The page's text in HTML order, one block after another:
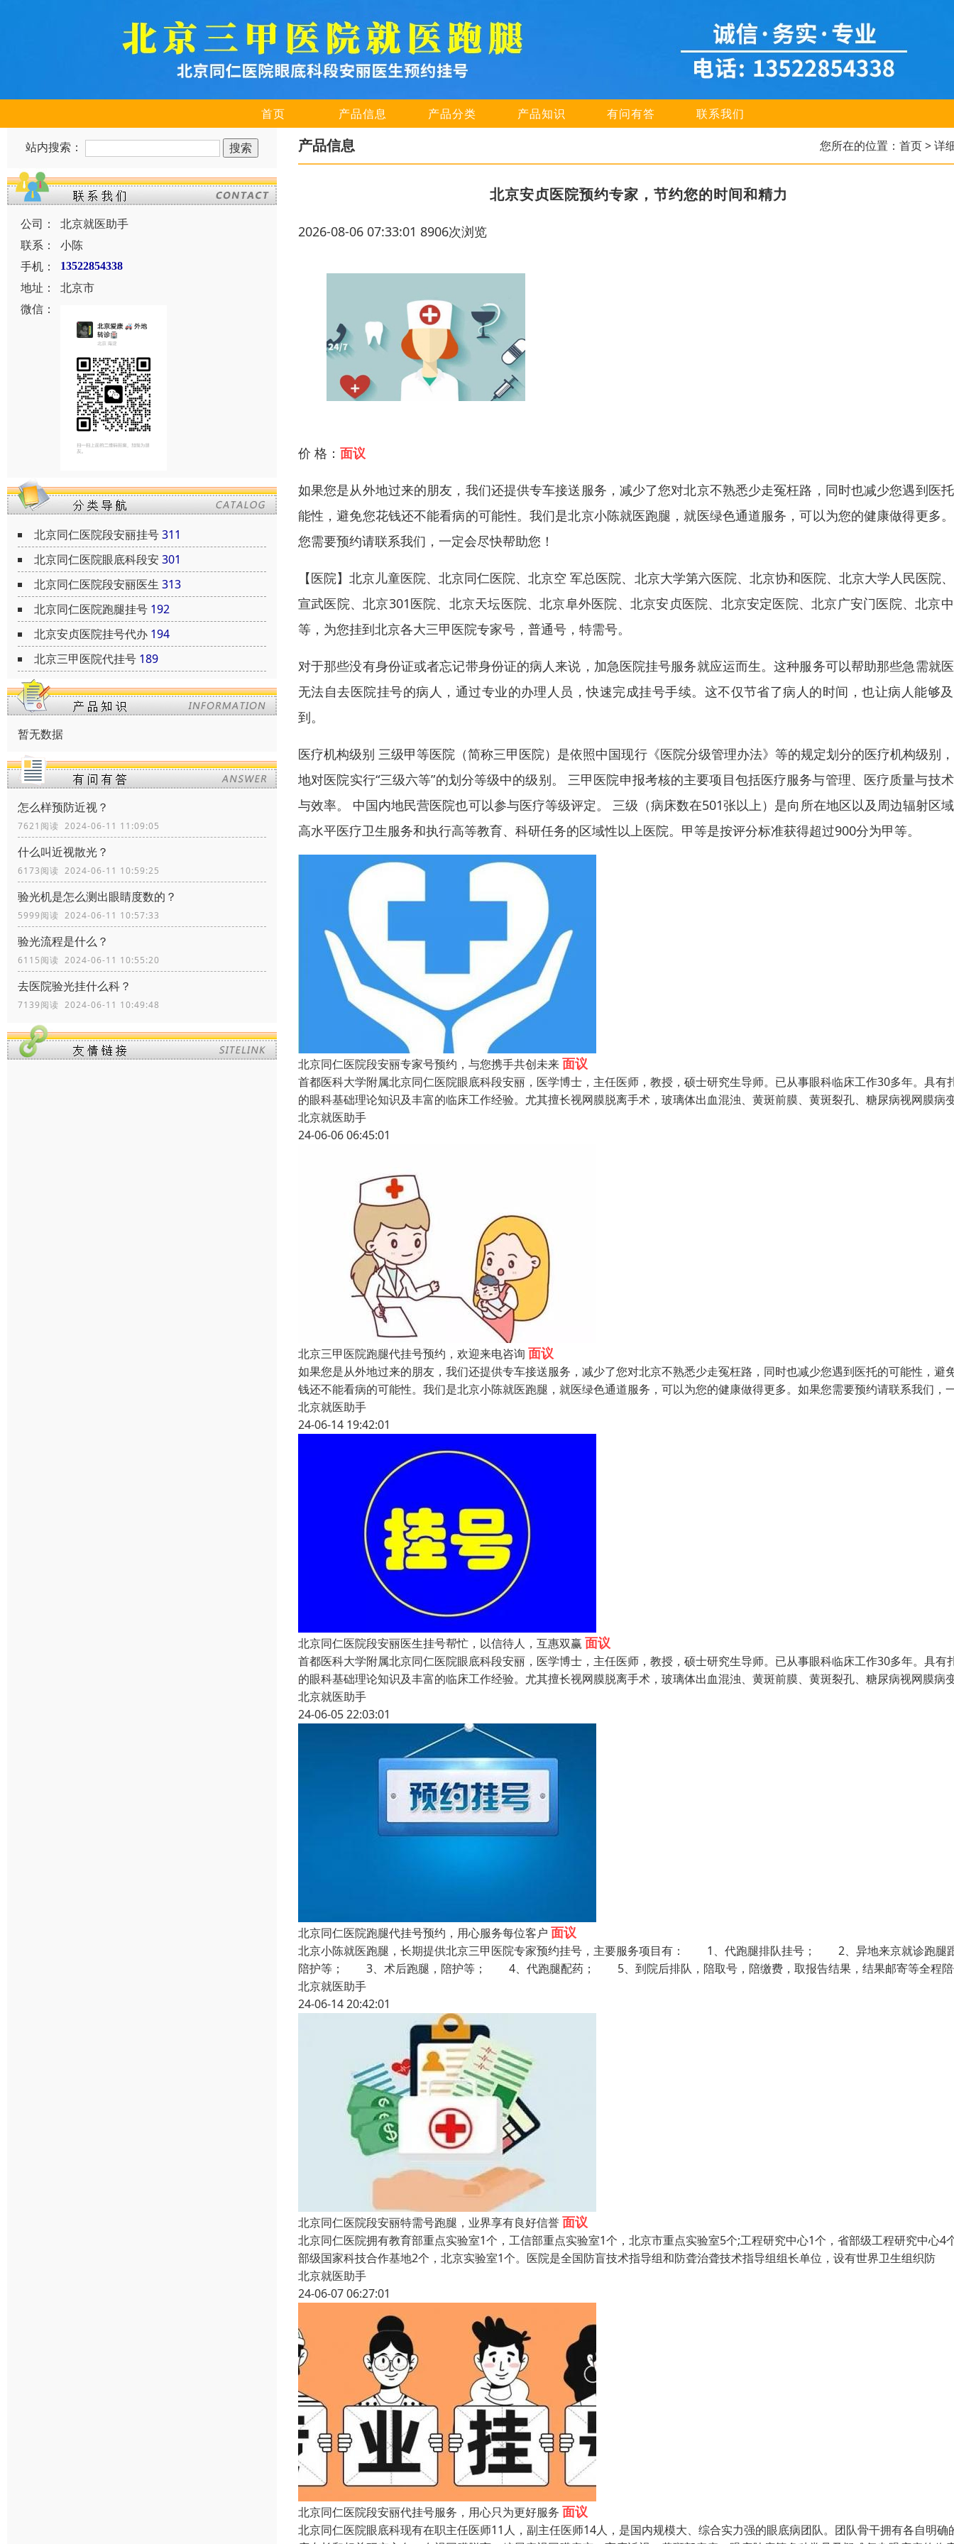
首页 产品信息 产品分类 产品知识 有问有答 联系我们
站内搜索：
公司：
北京就医助手
联系：
小陈
手机：
13522854338
地址：
北京市
微信：
北京同仁医院段安丽挂号311
北京同仁医院眼底科段安301
北京同仁医院段安丽医生 313
北京同仁医院跑腿挂号 192
北京安贞医院挂号代办 194
北京三甲医院代挂号 189
暂无数据
怎么样预防近视？
7621阅读 2024-06-11 11:09:05
什么叫近视散光？
6173阅读 2024-06-11 10:59:25
验光机是怎么测出眼睛度数的？
5999阅读 2024-06-11 10:57:33
验光流程是什么？
6115阅读 2024-06-11 10:55:20
去医院验光挂什么科？
7139阅读 2024-06-11 10:49:48
产品信息 您所在的位置： 首页> 详
北京安贞医院预约专家，节约您的时间和精力
2026-08-06 07:33:01 8906次浏览
价 格： 面议
如果您是从外地过来的朋友，我们还提供专车接送服务，减少了您对北京不熟悉少走冤枉路，同时也减少您遇到医
能性，避免您花钱还不能看病的可能性。我们是北京小陈就医跑腿，就医绿色通道服务，可以为您的健康做得更多
您需要预约请联系我们，一定会尽快帮助您！
【医院】北京儿童医院、北京同仁医院、北京空 军总医院、北京大学第六医院、北京协和医院、北京大学人民医院
宣武医院、北京301医院、北京天坛医院、北京阜外医院、北京安贞医院、北京安定医院、北京广安门医院、北京
等，为您挂到北京各大三甲医院专家号，普通号，特需号。
对于那些没有身份证或者忘记带身份证的病人来说，加急医院挂号服务就应运而生。这种服务可以帮助那些急需就
无法自去医院挂号的病人，通过专业的办理人员，快速完成挂号手续。这不仅节省了病人的时间，也让病人能够
到。
医疗机构级别 三级甲等医院（简称三甲医院）是依照中国现行《医院分级管理办法》等的规定划分的医疗机构级别
地对医院实行“三级六等”的划分等级中的级别。 三甲医院申报考核的主要项目包括医疗服务与管理、医疗质量与技
与效率。 中国内地民营医院也可以参与医疗等级评定。 三级（病床数在501张以上）是向所在地区以及周边辐射区
高水平医疗卫生服务和执行高等教育、科研任务的区域性以上医院。甲等是按评分标准获得超过900分为甲等。
北京同仁医院段安丽专家号预约，与您携手共创未来面议
首都医科大学附属北京同仁医院眼底科段安丽，医学博士，主任医师，教授，硕士研究生导师。已从事眼科临床工作30多年。具有
的眼科基础理论知识及丰富的临床工作经验。尤其擅长视网膜脱离手术，玻璃体出血混浊、黄斑前膜、黄斑裂孔、糖尿病视网膜病
北京就医助手
24-06-06 06:45:01
北京三甲医院跑腿代挂号预约，欢迎来电咨询 面议
如果您是从外地过来的朋友，我们还提供专车接送服务，减少了您对北京不熟悉少走冤枉路，同时也减少您遇到医托的可能性，避
钱还不能看病的可能性。我们是北京小陈就医跑腿，就医绿色通道服务，可以为您的健康做得更多。如果您需要预约请联系我们，
北京就医助手
24-06-14 19:42:01
北京同仁医院段安丽医生挂号帮忙，以信待人，互惠双赢面议
首都医科大学附属北京同仁医院眼底科段安丽，医学博士，主任医师，教授，硕士研究生导师。已从事眼科临床工作30多年。具有
的眼科基础理论知识及丰富的临床工作经验。尤其擅长视网膜脱离手术，玻璃体出血混浊、黄斑前膜、黄斑裂孔、糖尿病视网膜病
北京就医助手
24-06-05 22:03:01
北京同仁医院跑腿代挂号预约，用心服务每位客户 面议
北京小陈就医跑腿，长期提供北京三甲医院专家预约挂号，主要服务项目有： 1、代跑腿排队挂号； 2、异地来京就诊跑腿
陪护等； 3、术后跑腿，陪护等； 4、代跑腿配药； 5、到院后排队，陪取号，陪缴费，取报告结果，结果邮寄等全程
北京就医助手
24-06-14 20:42:01
北京同仁医院段安丽特需号跑腿，业界享有良好信誉面议
北京同仁医院拥有教育部重点实验室1个，工信部重点实验室1个，北京市重点实验室5个;工程研究中心1个，省部级工程研究中心4
部级国家科技合作基地2个，北京实验室1个。医院是全国防盲技术指导组和防聋治聋技术指导组组长单位，设有世界卫生组织防
北京就医助手
24-06-07 06:27:01
北京同仁医院段安丽代挂号服务，用心只为更好服务 面议
北京同仁医院眼底科现有在职主任医师11人，副主任医师14人，是国内规模大、综合实力强的眼底病团队。团队骨干拥有各自明确